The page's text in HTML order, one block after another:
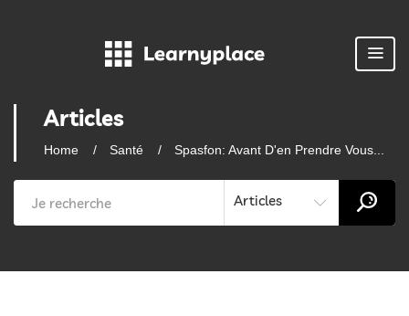
Articles
Home Santé Spasfon: Avant D'en Prendre Vous...
Articles